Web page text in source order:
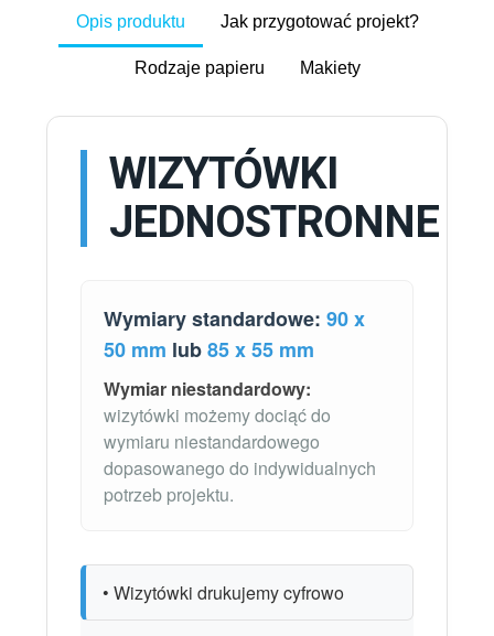
Opis produktu Jak przygotować projekt?
Rodzaje papieru Makiety
WIZYTÓWKI
JEDNOSTRONNE
Wymiary standardowe: 90 x
50 mm lub85 x 55 mm
Wymiar niestandardowy:
wizytówki możemy dociąć do
wymiaru niestandardowego
dopasowanego do indywidualnych
potrzeb projektu.
• Wizytówki drukujemy cyfrowo